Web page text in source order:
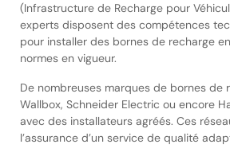
(Infrastructure de Recharge pour
experts disposent des compétences
pour installer des bornes de recharge
normes en vigueur.
De nombreuses marques de bornes de
Wallbox, Schneider Electric ou encore
avec des installateurs agréés. Ces
l’assurance d’un service de qualité